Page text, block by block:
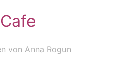
von Anna Rogun